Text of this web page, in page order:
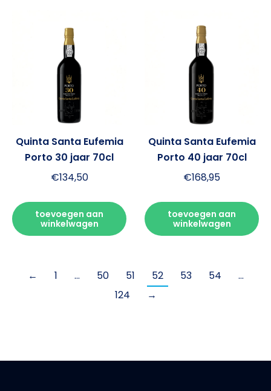
Quinta Santa Eufemia
Porto 30 jaar 70cl
€134,50
toevoegen aan
winkelwagen
Quinta Santa Eufemia
Porto 40 jaar 70cl
€168,95
toevoegen aan
winkelwagen
← 1 … 50 51 52 53 54
…
124
→